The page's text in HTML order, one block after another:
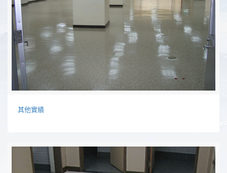
其他實績